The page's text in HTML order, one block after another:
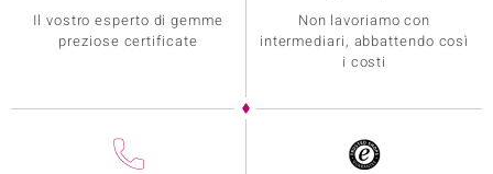
Il vostro esperto di gemme
preziose certificate
Non lavoriamo con
intermediari, abbattendo così
i costi